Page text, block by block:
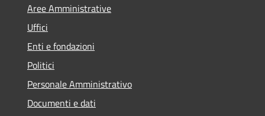
Aree Amministrative
Uffici
Enti e fondazioni
Politici
Personale Amministrativo
Documenti e dati